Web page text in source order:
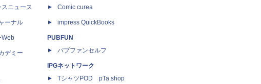
ニュース
ーナル
Web
デミー
Comic curea
impress QuickBooks
PUBFUN
パブファンセルフ
IPGネットワーク
TシャツPOD pTa.shop